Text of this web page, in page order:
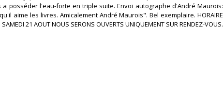
a posséder l'eau-forte en triple suite. Envoi autographe d'André Maurois:
aime les livres. Amicalement André Maurois". Bel exemplaire. HORAIRE
SAMEDI 21 AOUT NOUS SERONS OUVERTS UNIQUEMENT SUR RENDEZ-VOUS.‎